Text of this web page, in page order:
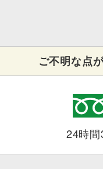
ご不明な点
24時